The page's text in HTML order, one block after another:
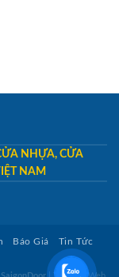
NHỰA, CỬA
NAM
Báo Giá
Tin Tức